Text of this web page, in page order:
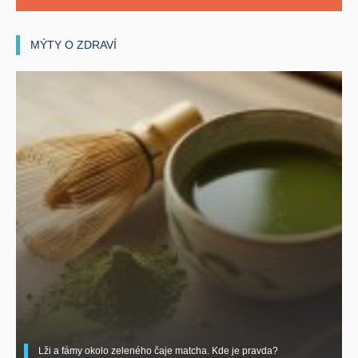
MÝTY O ZDRAVÍ
Lži a fámy okolo zeleného čaje matcha. Kde je pravda?